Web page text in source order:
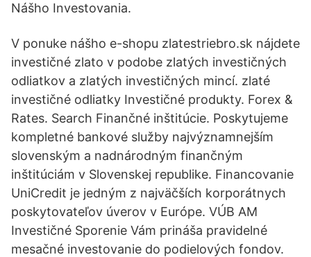
Nášho Investovania.
V ponuke nášho e-shopu zlatestriebro.sk nájdete
investičné zlato v podobe zlatých investičných
odliatkov a zlatých investičných mincí. zlaté
investičné odliatky Investičné produkty. Forex &
Rates. Search Finančné inštitúcie. Poskytujeme
kompletné bankové služby najvýznamnejším
slovenským a nadnárodným finančným
inštitúciám v Slovenskej republike. Financovanie
UniCredit je jedným z najväčších korporátnych
poskytovateľov úverov v Európe. VÚB AM
Investičné Sporenie Vám prináša pravidelné
mesačné investovanie do podielových fondov.